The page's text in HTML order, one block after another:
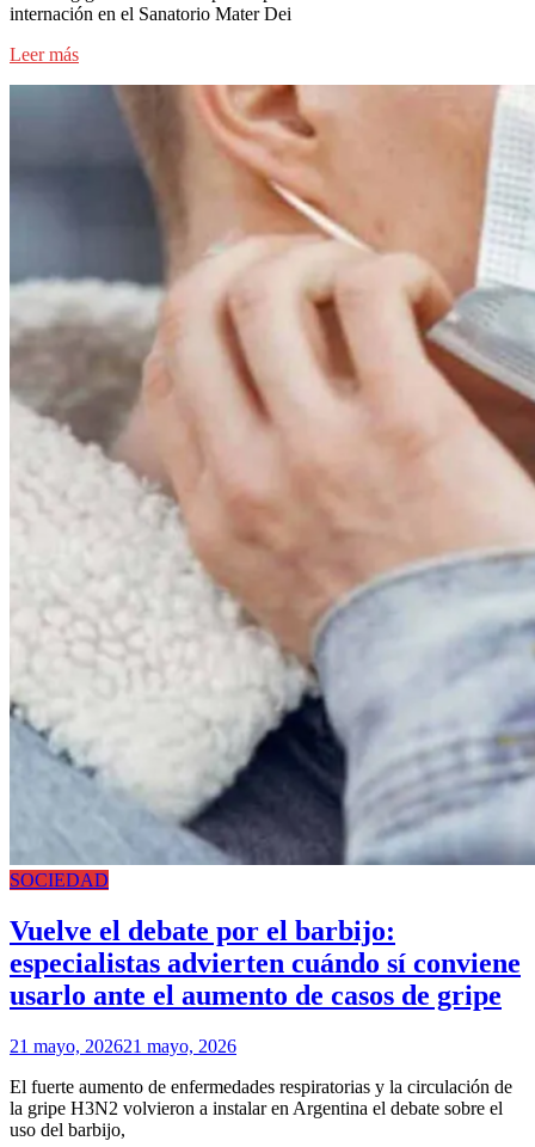
internación en el Sanatorio Mater Dei
Leer más
SOCIEDAD
Vuelve el debate por el barbijo:
especialistas advierten cuándo sí conviene
usarlo ante el aumento de casos de gripe
21 mayo, 202621 mayo, 2026
El fuerte aumento de enfermedades respiratorias y la circulación de
la gripe H3N2 volvieron a instalar en Argentina el debate sobre el
uso del barbijo,